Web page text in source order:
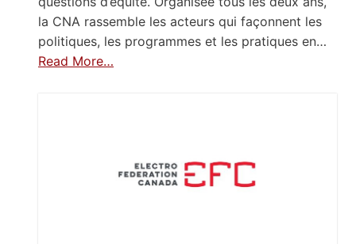
la CNA rassemble les acteurs qui façonnent les
politiques, les programmes et les pratiques en…
Read More…